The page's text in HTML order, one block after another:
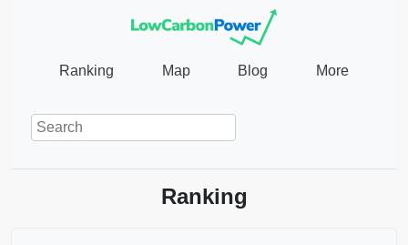
Ranking Map Blog More
Ranking